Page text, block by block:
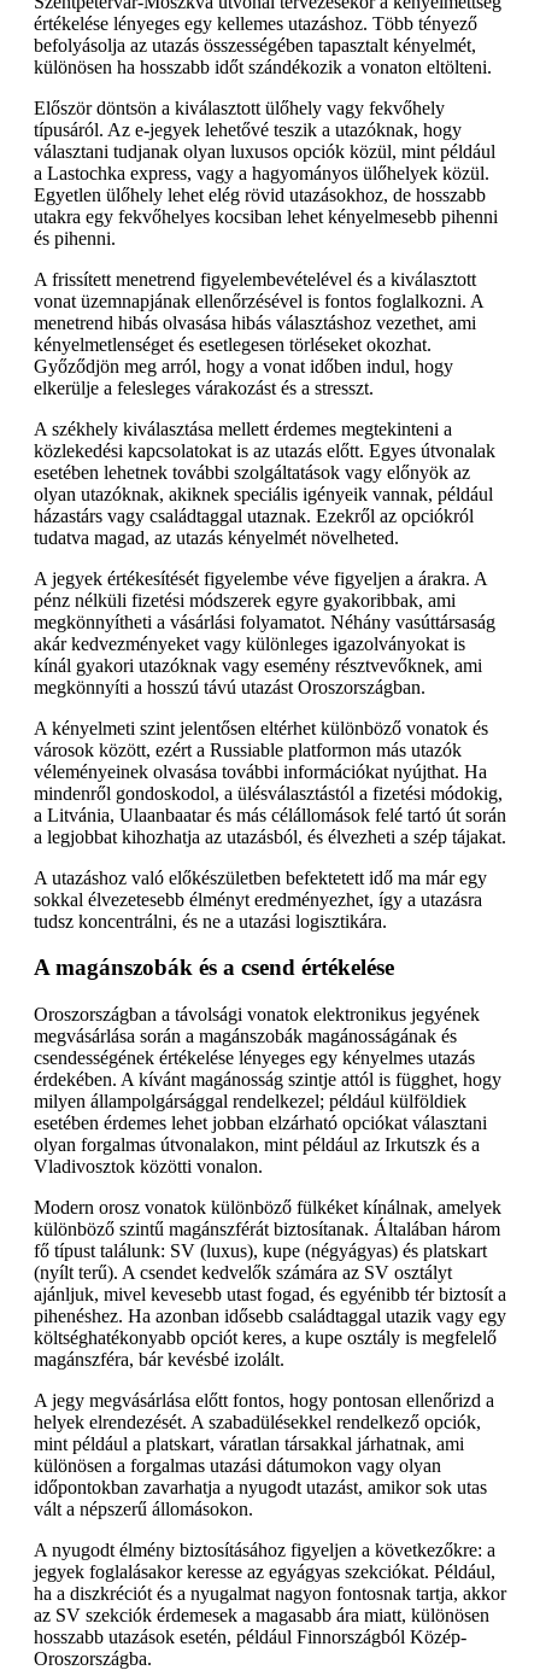
értékelése lényeges egy kellemes utazáshoz. Több tényező
befolyásolja az utazás összességében tapasztalt kényelmét,
különösen ha hosszabb időt szándékozik a vonaton eltölteni.
Először döntsön a kiválasztott ülőhely vagy fekvőhely
típusáról. Az e-jegyek lehetővé teszik a utazóknak, hogy
választani tudjanak olyan luxusos opciók közül, mint például
a Lastochka express, vagy a hagyományos ülőhelyek közül.
Egyetlen ülőhely lehet elég rövid utazásokhoz, de hosszabb
utakra egy fekvőhelyes kocsiban lehet kényelmesebb pihenni
és pihenni.
A frissített menetrend figyelembevételével és a kiválasztott
vonat üzemnapjának ellenőrzésével is fontos foglalkozni. A
menetrend hibás olvasása hibás választáshoz vezethet, ami
kényelmetlenséget és esetlegesen törléseket okozhat.
Győződjön meg arról, hogy a vonat időben indul, hogy
elkerülje a felesleges várakozást és a stresszt.
A székhely kiválasztása mellett érdemes megtekinteni a
közlekedési kapcsolatokat is az utazás előtt. Egyes útvonalak
esetében lehetnek további szolgáltatások vagy előnyök az
olyan utazóknak, akiknek speciális igényeik vannak, például
házastárs vagy családtaggal utaznak. Ezekről az opciókról
tudatva magad, az utazás kényelmét növelheted.
A jegyek értékesítését figyelembe véve figyeljen a árakra. A
pénz nélküli fizetési módszerek egyre gyakoribbak, ami
megkönnyítheti a vásárlási folyamatot. Néhány vasúttársaság
akár kedvezményeket vagy különleges igazolványokat is
kínál gyakori utazóknak vagy esemény résztvevőknek, ami
megkönnyíti a hosszú távú utazást Oroszországban.
A kényelmeti szint jelentősen eltérhet különböző vonatok és
városok között, ezért a Russiable platformon más utazók
véleményeinek olvasása további információkat nyújthat. Ha
mindenről gondoskodol, a ülésválasztástól a fizetési módokig,
a Litvánia, Ulaanbaatar és más célállomások felé tartó út során
a legjobbat kihozhatja az utazásból, és élvezheti a szép tájakat.
A utazáshoz való előkészületben befektetett idő ma már egy
sokkal élvezetesebb élményt eredményezhet, így a utazásra
tudsz koncentrálni, és ne a utazási logisztikára.
A magánszobák és a csend értékelése
Oroszországban a távolsági vonatok elektronikus jegyének
megvásárlása során a magánszobák magánosságának és
csendességének értékelése lényeges egy kényelmes utazás
érdekében. A kívánt magánosság szintje attól is függhet, hogy
milyen állampolgársággal rendelkezel; például külföldiek
esetében érdemes lehet jobban elzárható opciókat választani
olyan forgalmas útvonalakon, mint például az Irkutszk és a
Vladivosztok közötti vonalon.
Modern orosz vonatok különböző fülkéket kínálnak, amelyek
különböző szintű magánszférát biztosítanak. Általában három
fő típust találunk: SV (luxus), kupe (négyágyas) és platskart
(nyílt terű). A csendet kedvelők számára az SV osztályt
ajánljuk, mivel kevesebb utast fogad, és egyénibb tér biztosít a
pihenéshez. Ha azonban idősebb családtaggal utazik vagy egy
költséghatékonyabb opciót keres, a kupe osztály is megfelelő
magánszféra, bár kevésbé izolált.
A jegy megvásárlása előtt fontos, hogy pontosan ellenőrizd a
helyek elrendezését. A szabadülésekkel rendelkező opciók,
mint például a platskart, váratlan társakkal járhatnak, ami
különösen a forgalmas utazási dátumokon vagy olyan
időpontokban zavarhatja a nyugodt utazást, amikor sok utas
vált a népszerű állomásokon.
A nyugodt élmény biztosításához figyeljen a következőkre: a
jegyek foglalásakor keresse az egyágyas szekciókat. Például,
ha a diszkréciót és a nyugalmat nagyon fontosnak tartja, akkor
az SV szekciók érdemesek a magasabb ára miatt, különösen
hosszabb utazások esetén, például Finnországból Közép-
Oroszországba.